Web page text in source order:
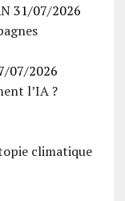
31/07/2026
07/2026
l’IA ?
climatique